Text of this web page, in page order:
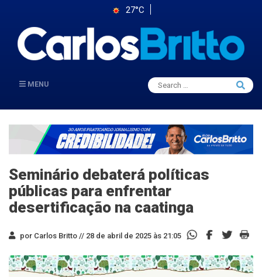
27°C
MENU
Search
for:
Search
Seminário debaterá políticas
públicas para enfrentar
desertificação na caatinga
por Carlos Britto // 28 de abril de 2025 às 21:05